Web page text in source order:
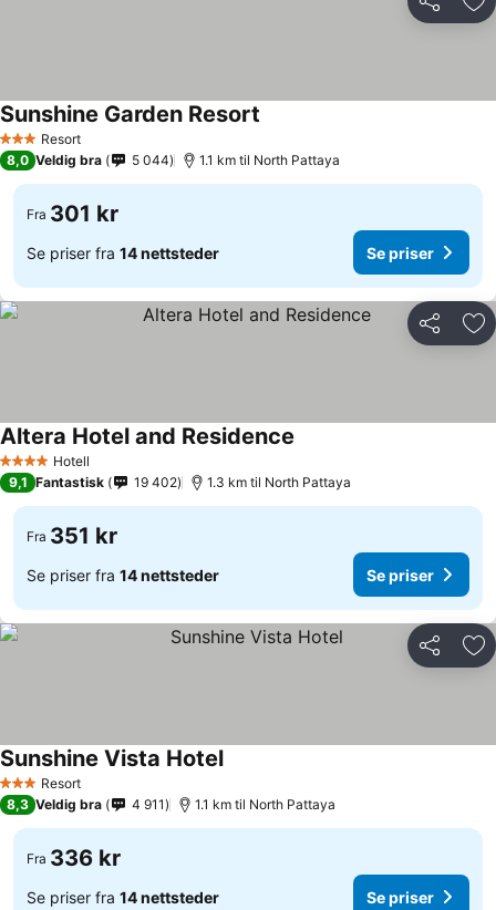
Del
3 StjernerResort
Sunshine Garden Resort
8,0 Veldig bra 5 044 1.1 km til North Pattaya
Fra 301 kr
Se priser fra 14 nettsteder Se priser
Del
4 StjernerHotell
Altera Hotel and Residence
9,1 Fantastisk 19 402 1.3 km til North Pattaya
Fra 351 kr
Se priser fra 14 nettsteder Se priser
Del
3 StjernerResort
Sunshine Vista Hotel
8,3 Veldig bra 4 911 1.1 km til North Pattaya
Fra 336 kr
Se priser fra 14 nettsteder Se priser